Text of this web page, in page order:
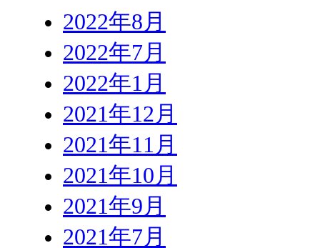
2022年8月
2022年7月
2022年1月
2021年12月
2021年11月
2021年10月
2021年9月
2021年7月